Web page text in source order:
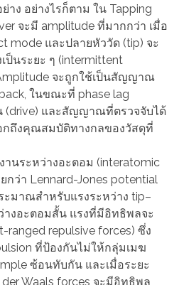
ง อย่างไรก็ตาม ใน Tapping
จะมี amplitude ที่มากกว่า เมื่อ
mode และปลายหัววัด (tip) จะ
ป็นระยะ ๆ (intermittent
จะถูกใช้เป็นสัญญาณ
ในขณะที่ phase lag
และสัญญาณที่ตรวจจับได้
กถึงคุณสมบัติทางกลของวัสดุที่
านระหว่างอะตอม (interatomic
กว่า Lennard-Jones potential
ะมาณสำหรับแรงระหว่าง tip–
างอะตอมสั้น แรงที่มีอิทธิพลจะ
ranged repulsive forces) ซึ่ง
ที่ป้องกันไม่ให้กลุ่มเมฆ
ซ้อนทับกัน และเมื่อระยะ
Waals forces จะมีอิทธิพล